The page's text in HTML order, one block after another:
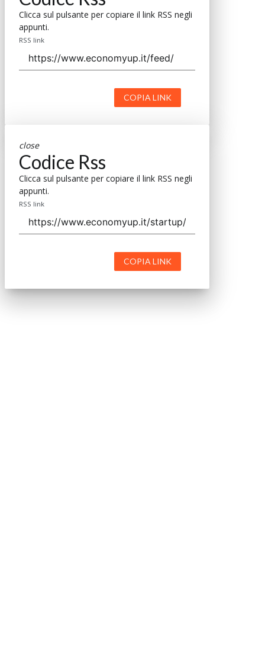
Clicca sul pulsante per copiare il link RSS negli
appunti.
RSS link
COPIA LINK
close
Codice Rss
Clicca sul pulsante per copiare il link RSS negli
appunti.
RSS link
COPIA LINK